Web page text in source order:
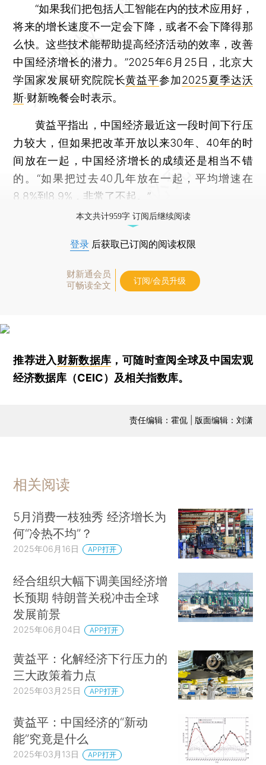
“如果我们把包括人工智能在内的技术应用好，
将来的增长速度不一定会下降，或者不会下降得那
么快。这些技术能帮助提高经济活动的效率，改善
中国经济增长的潜力。”2025年6月25日，北京大
学国家发展研究院院长黄益平参加2025夏季达沃
斯·财新晚餐会时表示。
黄益平指出，中国经济最近这一段时间下行压
力较大，但如果把改革开放以来30年、40年的时
间放在一起，中国经济增长的成绩还是相当不错
的。“如果把过去40几年放在一起，平均增速在
8.8%到8.9%，非常了不起。”
本文共计959字 订阅后继续阅读
登录 后获取已订阅的阅读权限
财新通会员
可畅读全文
订阅/会员升级
推荐进入财新数据库 ，可随时查阅全球及中国宏观
经济数据库（CEIC）及相关指数库。
责任编辑：霍侃 | 版面编辑：刘潇
相关阅读
5月消费一枝独秀 经济增长为
何“冷热不均”？
2025年06月16日 APP打开
经合组织大幅下调美国经济增
长预期 特朗普关税冲击全球
发展前景
2025年06月04日 APP打开
黄益平：化解经济下行压力的
三大政策着力点
2025年03月25日 APP打开
黄益平：中国经济的“新动
能”究竟是什么
2025年03月13日 APP打开